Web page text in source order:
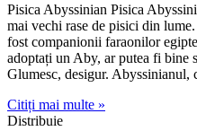
Pisica Abyssinian Pisica
mai vechi rase de pisici din
fost companionii faraonilor
adoptați un Aby, ar putea fi bine
Glumesc, desigur.
Citiți mai multe »
Distribuie